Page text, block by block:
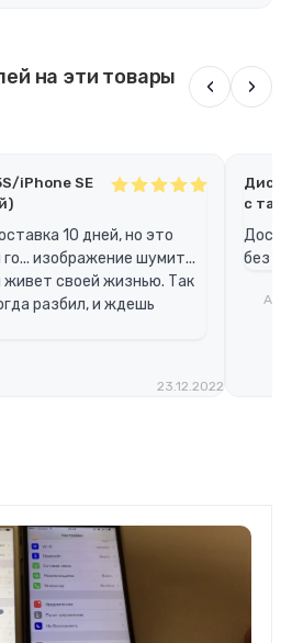
на эти товары
‹ ›
iPhone SE
10 дней, но это
изображение шумит...
живет своей жизнью. Так
разбил, и ждешь
23.12.2022
с
без